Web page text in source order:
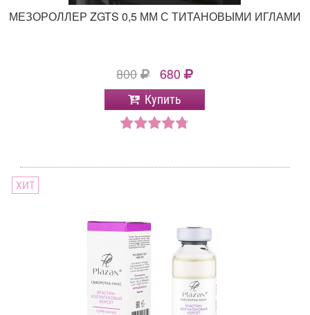
МЕЗОРОЛЛЕР ZGTS 0,5 ММ С ТИТАНОВЫМИ ИГЛАМИ
800 680
Купить
ХИТ